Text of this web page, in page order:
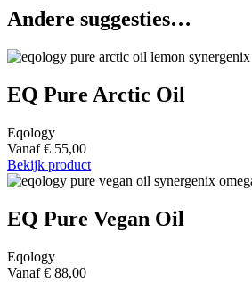
Andere suggesties…
EQ Pure Arctic Oil
Eqology
Vanaf€ 55,00
Bekijk product
EQ Pure Vegan Oil
Eqology
Vanaf€ 88,00